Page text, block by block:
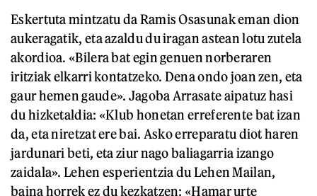
Eskertuta mintzatu da Ramis Osasunak eman dion
aukeragatik, eta azaldu du iragan astean lotu zutela
akordioa. «Bilera bat egin genuen norberaren
iritziak elkarri kontatzeko. Dena ondo joan zen, eta
gaur hemen gaude». Jagoba Arrasate aipatuz hasi
du hizketaldia: «Klub honetan erreferente bat izan
da, eta niretzat ere bai. Asko erreparatu diot haren
jardunari beti, eta ziur nago baliagarria izango
zaidala». Lehen esperientzia du Lehen Mailan,
baina horrek ez du kezkatzen: «Hamar urte